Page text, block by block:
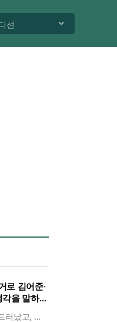
션
로 김어준·
각을 말하
다뉴브강에서 제2차 세계대전 군함이 드러났고, 포항 수돗물은 갑자기 짜졌다 : 폭염·가뭄이 만든 낯선 풍경